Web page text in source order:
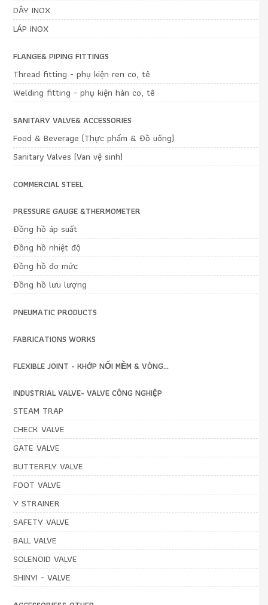
DÂY INOX
LÁP INOX
FLANGE& PIPING FITTINGS
Thread fitting - phụ kiện ren co, tê
Welding fitting - phụ kiện hàn co, tê
SANITARY VALVE& ACCESSORIES
Food & Beverage (Thực phẩm & Đồ uống)
Sanitary Valves (Van vệ sinh)
COMMERCIAL STEEL
PRESSURE GAUGE &THERMOMETER
Đồng hồ áp suất
Đồng hồ nhiệt độ
Đồng hồ đo mức
Đồng hồ lưu lượng
PNEUMATIC PRODUCTS
FABRICATIONS WORKS
FLEXIBLE JOINT - KHỚP NỐI MỀM & VÒNG...
INDUSTRIAL VALVE- VALVE CÔNG NGHIỆP
STEAM TRAP
CHECK VALVE
GATE VALVE
BUTTERFLY VALVE
FOOT VALVE
Y STRAINER
SAFETY VALVE
BALL VALVE
SOLENOID VALVE
SHINYI - VALVE